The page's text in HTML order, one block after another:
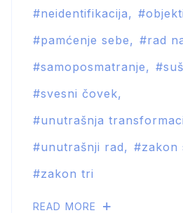
neidentifikacija
pamćenje sebe
rad
samoposmatranje
svesni čovek
unutrašnja
unutrašnji rad
zakon
zakon tri
READ MORE